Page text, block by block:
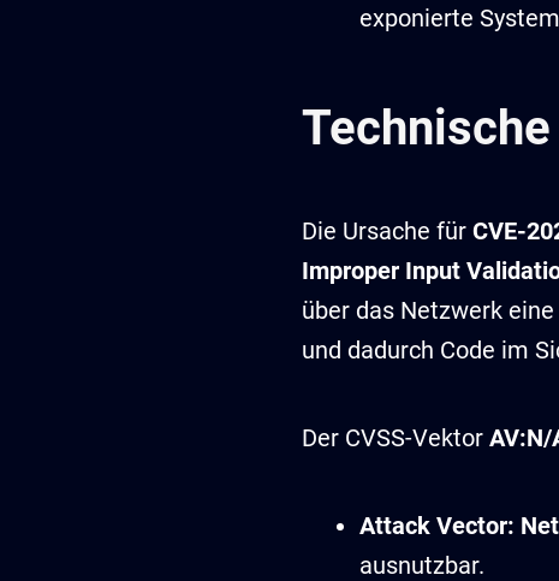
exponierte
Die Ursache für CVE-
Improper Input
über das Netzwerk
und dadurch Code im
Der CVSS-Vektor AV:N/
Attack Vector:
ausnutzbar.